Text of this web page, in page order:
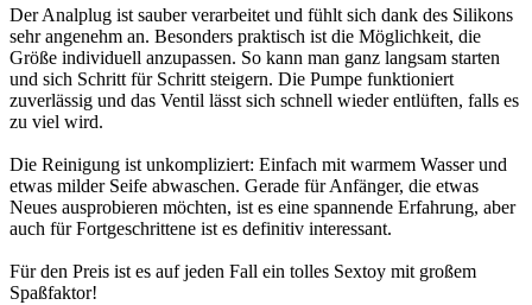
Der Analplug ist sauber verarbeitet und fühlt sich dank des Silikons
sehr angenehm an. Besonders praktisch ist die Möglichkeit, die
Größe individuell anzupassen. So kann man ganz langsam starten
und sich Schritt für Schritt steigern. Die Pumpe funktioniert
zuverlässig und das Ventil lässt sich schnell wieder entlüften, falls es
zu viel wird.
Die Reinigung ist unkompliziert: Einfach mit warmem Wasser und
etwas milder Seife abwaschen. Gerade für Anfänger, die etwas
Neues ausprobieren möchten, ist es eine spannende Erfahrung, aber
auch für Fortgeschrittene ist es definitiv interessant.
Für den Preis ist es auf jeden Fall ein tolles Sextoy mit großem
Spaßfaktor!